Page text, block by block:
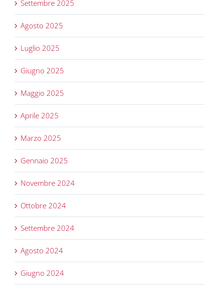
Settembre 2025
Agosto 2025
Luglio 2025
Giugno 2025
Maggio 2025
Aprile 2025
Marzo 2025
Gennaio 2025
Novembre 2024
Ottobre 2024
Settembre 2024
Agosto 2024
Giugno 2024